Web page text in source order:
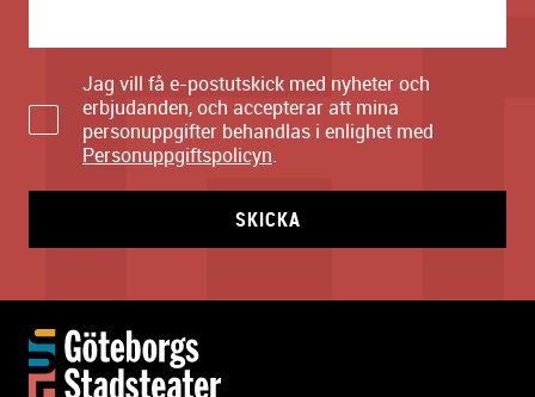
Jag vill få e-postutskick med nyheter och
erbjudanden, och accepterar att mina
personuppgifter behandlas i enlighet med
Personuppgiftspolicyn.
SKICKA